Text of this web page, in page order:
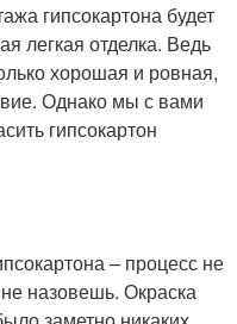
гипсокартона будет
легкая отделка. Ведь
хорошая и ровная,
Однако мы с вами
гипсокартон
– процесс не
назовешь. Окраска